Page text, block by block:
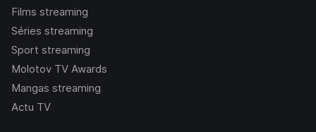
Films streaming
Séries streaming
Sport streaming
Molotov TV Awards
Mangas streaming
Actu TV